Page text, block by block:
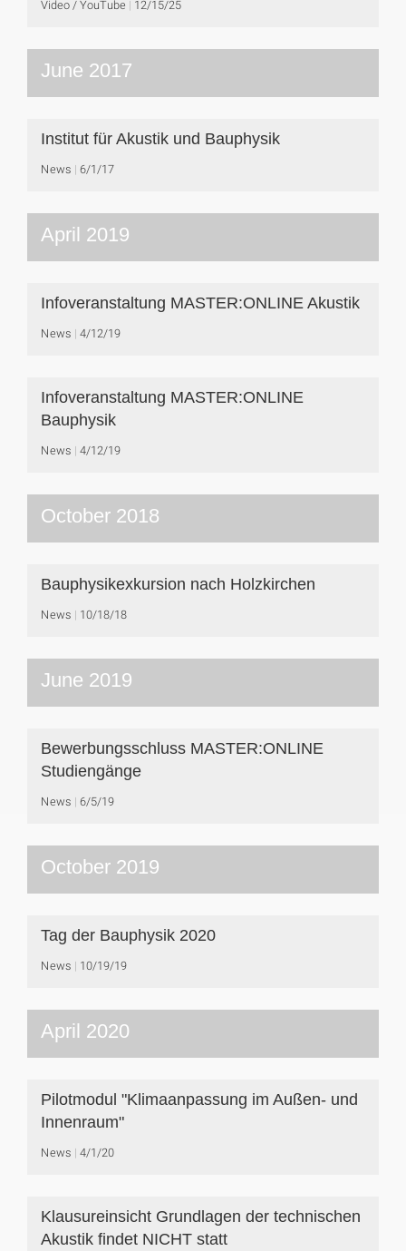
Video / YouTube 12/15/25
June 2017
Institut für Akustik und Bauphysik
News 6/1/17
April 2019
Infoveranstaltung MASTER:ONLINE Akustik
News 4/12/19
Infoveranstaltung MASTER:ONLINE
Bauphysik
News 4/12/19
October 2018
Bauphysikexkursion nach Holzkirchen
News 10/18/18
June 2019
Bewerbungsschluss MASTER:ONLINE
Studiengänge
News 6/5/19
October 2019
Tag der Bauphysik 2020
News 10/19/19
April 2020
Pilotmodul "Klimaanpassung im Außen- und
Innenraum"
News 4/1/20
Klausureinsicht Grundlagen der technischen
Akustik findet NICHT statt